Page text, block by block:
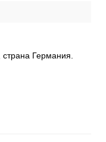
Германия.